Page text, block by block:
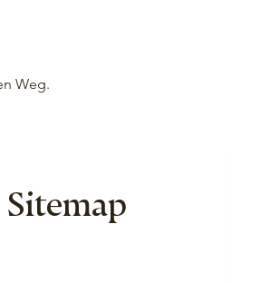
Weg.
Sitemap